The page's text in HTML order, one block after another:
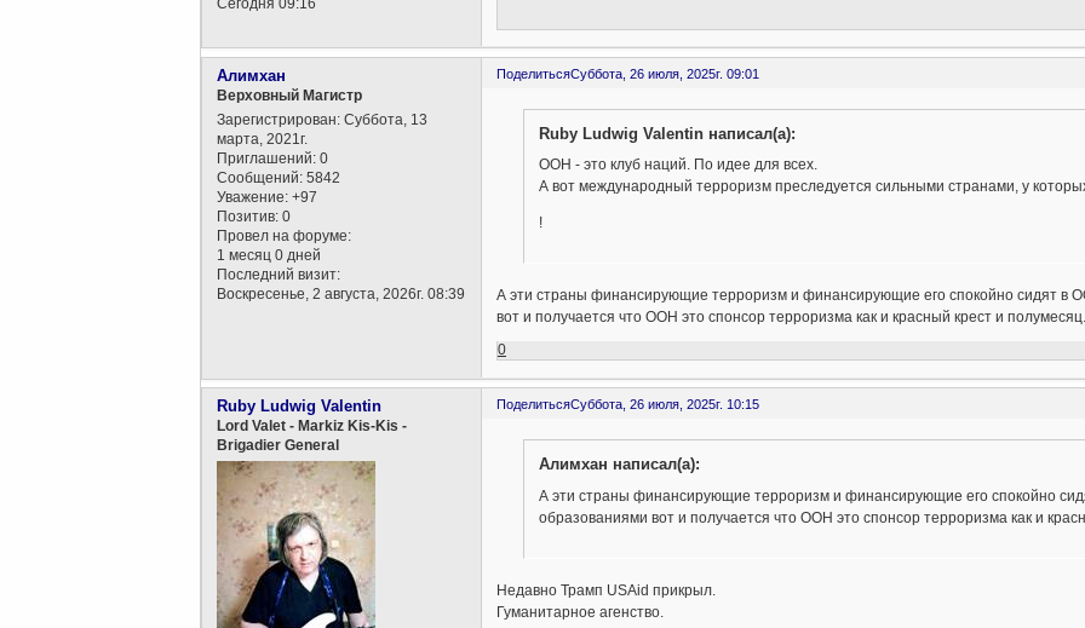
ПоделитьсяСуббота, 26 июля, 2025г. 09:01
Алимхан
Верховный Магистр
Зарегистрирован: Суббота, 13
марта, 2021г.
Приглашений: 0
Сообщений: 5842
Уважение: +97
Позитив: 0
Провел на форуме:
1 месяц 0 дней
Последний визит:
Воскресенье, 2 августа, 2026г. 08:39
Ruby Ludwig Valentin написал(а):
ООН - это клуб наций. По идее для всех.
А вот международный терроризм преследуется сильными странами, у
!
А эти страны финансирующие терроризм и финансирующие его спокойно сидят в
вот и получается что ООН это спонсор терроризма как и красный крест и полумесяц.
0
ПоделитьсяСуббота, 26 июля, 2025г. 10:15
Ruby Ludwig Valentin
Lord Valet - Markiz Kis-Kis -
Brigadier General
Алимхан написал(а):
А эти страны финансирующие терроризм и финансирующие его спокойно
образованиями вот и получается что ООН это спонсор терроризма как и
Недавно Трамп USAid прикрыл.
Гуманитарное агенство.